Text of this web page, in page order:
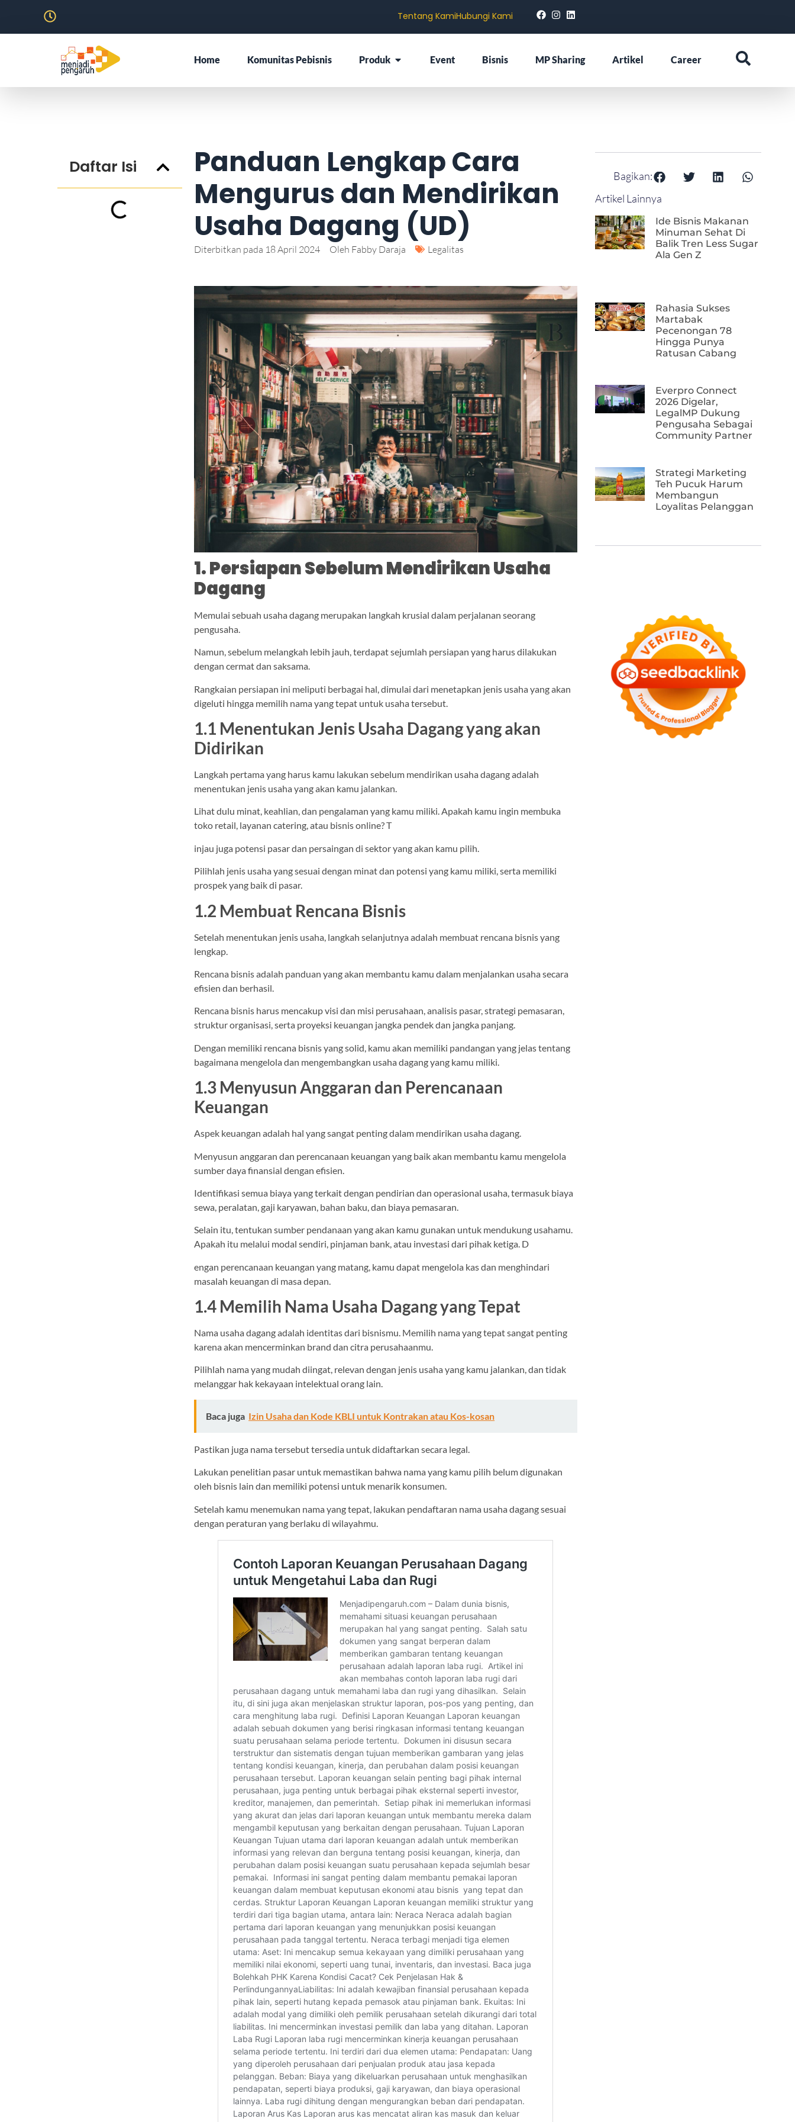
Tentang KamiHubungi Kami
Home Komunitas Pebisnis Produk Event Bisnis MP Sharing Artikel Career
Daftar Isi
Panduan Lengkap Cara
Mengurus dan Mendirikan
Usaha Dagang (UD)
Diterbitkan pada 18 April 2024 Oleh Fabby Daraja Legalitas
1. Persiapan Sebelum Mendirikan Usaha
Dagang
Memulai sebuah usaha dagang merupakan langkah krusial dalam perjalanan seorang
pengusaha.
Namun, sebelum melangkah lebih jauh, terdapat sejumlah persiapan yang harus dilakukan
dengan cermat dan saksama.
Rangkaian persiapan ini meliputi berbagai hal, dimulai dari menetapkan jenis usaha yang akan
digeluti hingga memilih nama yang tepat untuk usaha tersebut.
1.1 Menentukan Jenis Usaha Dagang yang akan
Didirikan
Langkah pertama yang harus kamu lakukan sebelum mendirikan usaha dagang adalah
menentukan jenis usaha yang akan kamu jalankan.
Lihat dulu minat, keahlian, dan pengalaman yang kamu miliki. Apakah kamu ingin membuka
toko retail, layanan catering, atau bisnis online? T
injau juga potensi pasar dan persaingan di sektor yang akan kamu pilih.
Pilihlah jenis usaha yang sesuai dengan minat dan potensi yang kamu miliki, serta memiliki
prospek yang baik di pasar.
1.2 Membuat Rencana Bisnis
Setelah menentukan jenis usaha, langkah selanjutnya adalah membuat rencana bisnis yang
lengkap.
Rencana bisnis adalah panduan yang akan membantu kamu dalam menjalankan usaha secara
efisien dan berhasil.
Rencana bisnis harus mencakup visi dan misi perusahaan, analisis pasar, strategi pemasaran,
struktur organisasi, serta proyeksi keuangan jangka pendek dan jangka panjang.
Dengan memiliki rencana bisnis yang solid, kamu akan memiliki pandangan yang jelas tentang
bagaimana mengelola dan mengembangkan usaha dagang yang kamu miliki.
1.3 Menyusun Anggaran dan Perencanaan
Keuangan
Aspek keuangan adalah hal yang sangat penting dalam mendirikan usaha dagang.
Menyusun anggaran dan perencanaan keuangan yang baik akan membantu kamu mengelola
sumber daya finansial dengan efisien.
Identifikasi semua biaya yang terkait dengan pendirian dan operasional usaha, termasuk biaya
sewa, peralatan, gaji karyawan, bahan baku, dan biaya pemasaran.
Selain itu, tentukan sumber pendanaan yang akan kamu gunakan untuk mendukung usahamu.
Apakah itu melalui modal sendiri, pinjaman bank, atau investasi dari pihak ketiga. D
engan perencanaan keuangan yang matang, kamu dapat mengelola kas dan menghindari
masalah keuangan di masa depan.
1.4 Memilih Nama Usaha Dagang yang Tepat
Nama usaha dagang adalah identitas dari bisnismu. Memilih nama yang tepat sangat penting
karena akan mencerminkan brand dan citra perusahaanmu.
Pilihlah nama yang mudah diingat, relevan dengan jenis usaha yang kamu jalankan, dan tidak
melanggar hak kekayaan intelektual orang lain.
Baca juga Izin Usaha dan Kode KBLI untuk Kontrakan atau Kos-kosan
Pastikan juga nama tersebut tersedia untuk didaftarkan secara legal.
Lakukan penelitian pasar untuk memastikan bahwa nama yang kamu pilih belum digunakan
oleh bisnis lain dan memiliki potensi untuk menarik konsumen.
Setelah kamu menemukan nama yang tepat, lakukan pendaftaran nama usaha dagang sesuai
dengan peraturan yang berlaku di wilayahmu.
Bagikan:
Artikel Lainnya
Ide Bisnis Makanan
Minuman Sehat Di
Balik Tren Less Sugar
Ala Gen Z
Rahasia Sukses
Martabak
Pecenongan 78
Hingga Punya
Ratusan Cabang
Everpro Connect
2026 Digelar,
LegalMP Dukung
Pengusaha Sebagai
Community Partner
Strategi Marketing
Teh Pucuk Harum
Membangun
Loyalitas Pelanggan